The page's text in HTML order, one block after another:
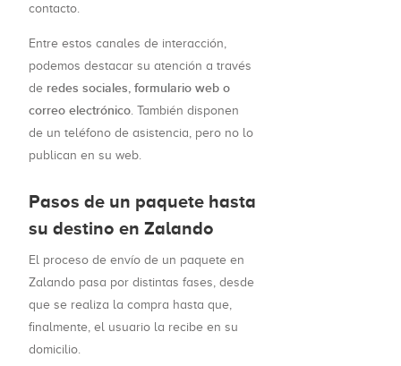
contacto.
Entre estos canales de interacción,
podemos destacar su atención a través
de redes sociales, formulario web o
correo electrónico . También disponen
de un teléfono de asistencia, pero no lo
publican en su web.
Pasos de un paquete hasta
su destino en Zalando
El proceso de envío de un paquete en
Zalando pasa por distintas fases, desde
que se realiza la compra hasta que,
finalmente, el usuario la recibe en su
domicilio.